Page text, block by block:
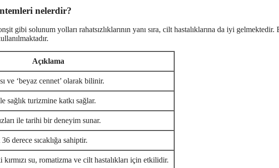
nelerdir?
gibi solunum yolları rahatsızlıklarının yanı sıra, cilt hastalıklarına da iyi gelmektedir.
Açıklama
ve ‘beyaz cennet’ olarak bilinir.
sağlık turizmine katkı sağlar.
ile tarihi bir deneyim sunar.
derece sıcaklığa sahiptir.
kırmızı su, romatizma ve cilt hastalıkları için etkilidir.